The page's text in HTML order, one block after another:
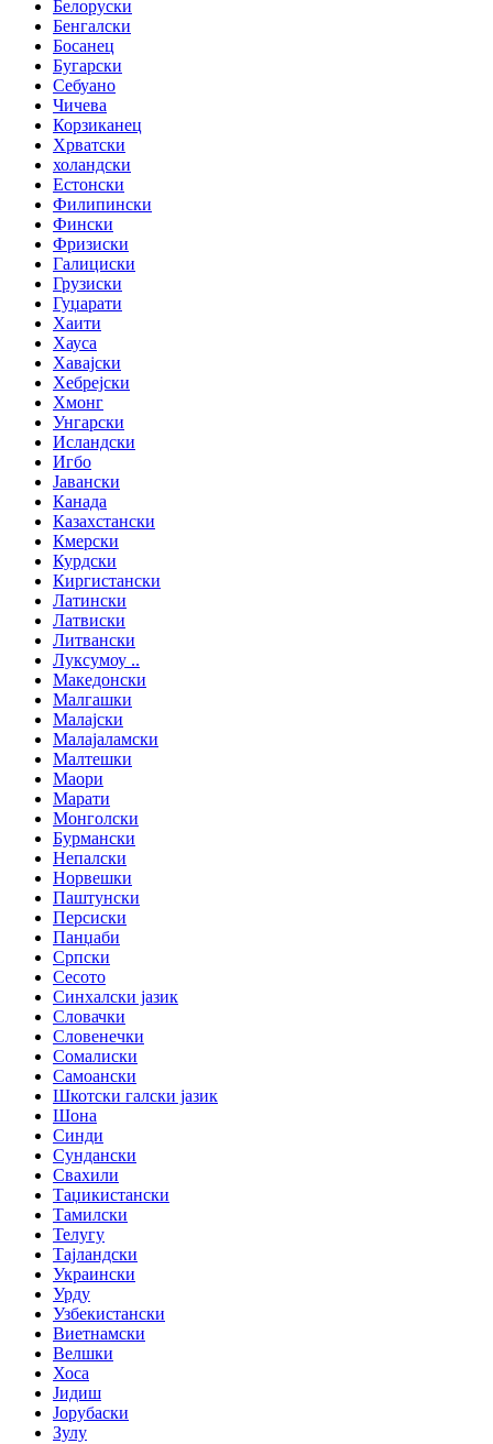
Белоруски
Бенгалски
Босанец
Бугарски
Себуано
Чичева
Корзиканец
Хрватски
холандски
Естонски
Филипински
Фински
Фризиски
Галициски
Грузиски
Гуџарати
Хаити
Хауса
Хавајски
Хебрејски
Хмонг
Унгарски
Исландски
Игбо
Јавански
Канада
Казахстански
Кмерски
Курдски
Киргистански
Латински
Латвиски
Литвански
Луксумоу ..
Македонски
Малгашки
Малајски
Малајаламски
Малтешки
Маори
Марати
Монголски
Бурмански
Непалски
Норвешки
Паштунски
Персиски
Панџаби
Српски
Сесото
Синхалски јазик
Словачки
Словенечки
Сомалиски
Самоански
Шкотски галски јазик
Шона
Синди
Сундански
Свахили
Таџикистански
Тамилски
Телугу
Тајландски
Украински
Урду
Узбекистански
Виетнамски
Велшки
Хоса
Јидиш
Јорубаски
Зулу